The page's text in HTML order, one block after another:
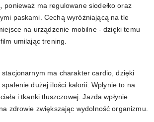
ponieważ ma regulowane siodełko oraz
paskami. Cechą wyróżniającą na tle
na urządzenie mobilne - dzięki temu
umilając trening.
ma charakter cardio, dzięki
dużej ilości kalorii. Wpłynie to na
i tkanki tłuszczowej. Jazda wpłynie
zdrowie zwiększając wydolność organizmu.